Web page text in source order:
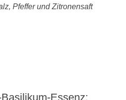
Pfeffer und Zitronensaft
Essenz: